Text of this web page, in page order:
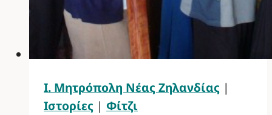
Ι. Μητρόπολη Νέας Ζηλανδίας |
Ιστορίες | Φίτζι